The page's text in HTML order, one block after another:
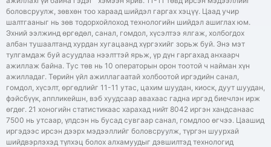
боловсруулж, зөвхөн тоо хараад шийдэл гаргах хэцүү. Цаад учир
шалтгааныг нь зөв тодорхойлоход технологийн шийдэл ашиглах юм.
Эхний ээлжинд өргөдөл, санал, гомдол, хүсэлтээ ялгаж, холбогдох
албан тушаалтанд хурдан хугацаанд хүргэхийг зорьж буй. Энэ мэт
тулгамдаж буй асуудлаа нээлттэй ярьж, үр дүн гаргахад анхаарч
ажиллаж байна. Тус төв нь 10 операторын орон тоотой ч найман хүн
ажилладаг. Төрийн үйл ажиллагаатай холбоотой иргэдийн санал,
гомдол, хүсэлт, өргөдлийг 11-11 утас, цахим шуудан, киоск, дуут шуудан,
фэйсбүүк, аппликейшн, вэб хуудсаар авахаас гадна иргэд биечлэн ирж
өгдөг. 21 хоногийн статистикаас харахад нийт 8042 иргэн хандсанаас
7500 нь утсаар, үлдсэн нь бусад сувгаар санал, гомдлоо өгчээ. Цаашид
иргэдээс ирсэн дээрх мэдээллийг боловсруулж, түргэн шуурхай
шийдвэрлэхэд түлхэц болох алхамуудыг дэвшилтэд технологид